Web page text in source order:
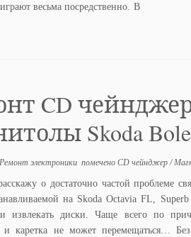
весьма посредственно. В
CD
Skoda
Ремонт электроники помеченоCD чейнджер/
о достаточно частой проблеме
на Skoda Octavia FL,
и извлекать диски. Чаще всего по
и каретка не может перемещаться…